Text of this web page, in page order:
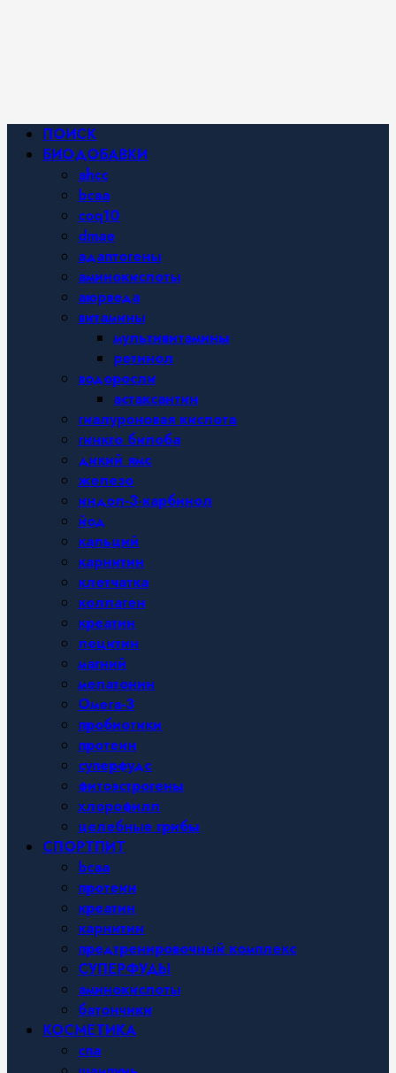
Основное
меню
ПОИСК
БИОДОБАВКИ
ahcc
bcaa
coq10
dmae
адаптогены
аминокислоты
аюрведа
витамины
мультивитамины
ретинол
водоросли
астаксантин
гиалуроновая кислота
гинкго билоба
дикий ямс
железо
индол-3-карбинол
йод
кальций
карнитин
клетчатка
коллаген
креатин
лецитин
магний
мелатонин
Омега-3
пробиотики
протеин
суперфудс
фитоэстрогены
хлорофилл
целебные грибы
СПОРТПИТ
bcaa
протеин
креатин
карнитин
предтренировочный комплекс
СУПЕРФУДЫ
аминокислоты
батончики
КОСМЕТИКА
спа